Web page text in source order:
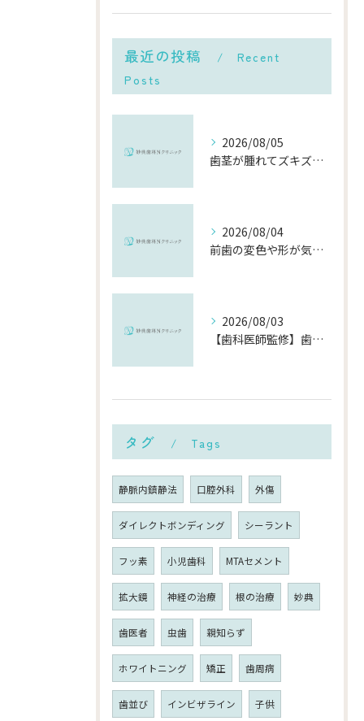
最近の投稿
Recent
Posts
2026/08/05
歯茎が腫れてズキズキ痛む時の応急処置と、早めに受診すべき理由
2026/08/04
前歯の変色や形が気になる…削らずにきれいに整える「ダイレクトボンディング」とは？
2026/08/03
【歯科医師監修】歯磨きで歯茎や歯が痛い5つの原因と治療法｜何科・いつ病院へ行くべき？
タグ Tags
静脈内鎮静法 口腔外科 外傷
ダイレクトボンディング シーラント
フッ素 小児歯科 MTAセメント
拡大鏡 神経の治療 根の治療 妙典
歯医者 虫歯 親知らず
ホワイトニング 矯正 歯周病
歯並び インビザライン 子供